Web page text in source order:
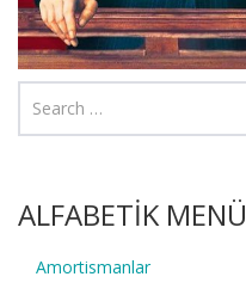
ALFABETİK MENÜ
Amortismanlar